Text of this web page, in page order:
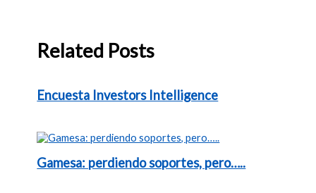
Related Posts
Encuesta Investors Intelligence
Gamesa: perdiendo soportes, pero…..